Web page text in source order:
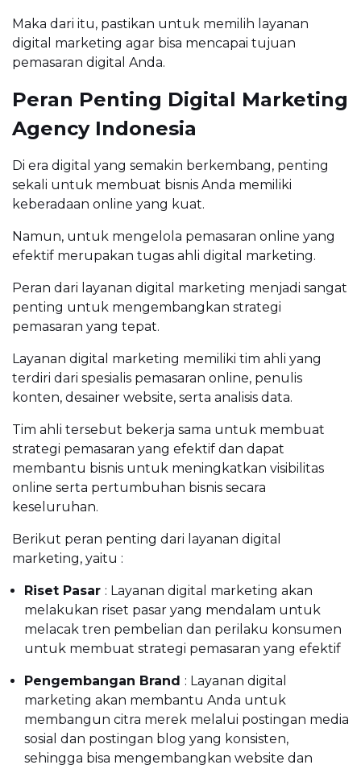
Maka dari itu, pastikan untuk memilih layanan
digital marketing agar bisa mencapai tujuan
pemasaran digital Anda.
Peran Penting Digital Marketing
Agency Indonesia
Di era digital yang semakin berkembang, penting
sekali untuk membuat bisnis Anda memiliki
keberadaan online yang kuat.
Namun, untuk mengelola pemasaran online yang
efektif merupakan tugas ahli digital marketing.
Peran dari layanan digital marketing menjadi sangat
penting untuk mengembangkan strategi
pemasaran yang tepat.
Layanan digital marketing memiliki tim ahli yang
terdiri dari spesialis pemasaran online, penulis
konten, desainer website, serta analisis data.
Tim ahli tersebut bekerja sama untuk membuat
strategi pemasaran yang efektif dan dapat
membantu bisnis untuk meningkatkan visibilitas
online serta pertumbuhan bisnis secara
keseluruhan.
Berikut peran penting dari layanan digital
marketing, yaitu :
Riset Pasar : Layanan digital marketing akan
melakukan riset pasar yang mendalam untuk
melacak tren pembelian dan perilaku konsumen
untuk membuat strategi pemasaran yang efektif
Pengembangan Brand : Layanan digital
marketing akan membantu Anda untuk
membangun citra merek melalui postingan media
sosial dan postingan blog yang konsisten,
sehingga bisa mengembangkan website dan